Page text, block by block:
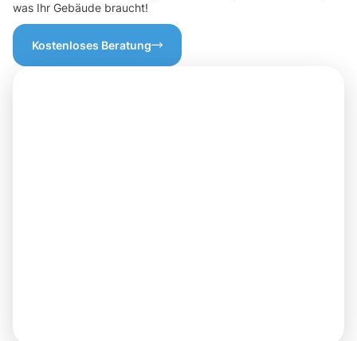
was Ihr Gebäude braucht!
Kostenloses Beratung